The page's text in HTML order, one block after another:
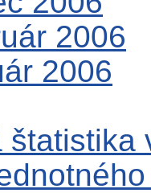
2006
2006
štatistika